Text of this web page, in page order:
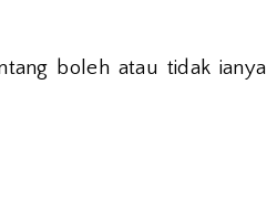
boleh atau tidak ianya